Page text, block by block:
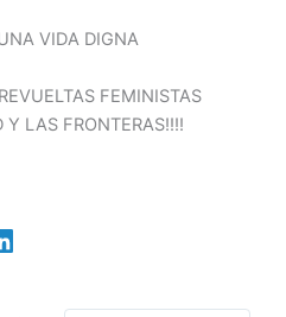
VIDA DIGNA
FEMINISTAS
Y LAS FRONTERAS!!!!